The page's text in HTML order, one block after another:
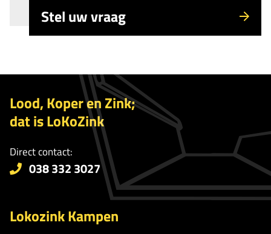
Stel uw vraag
Lood, Koper en Zink;
dat is LoKoZink
Direct contact:
038 332 3027
Lokozink Kampen